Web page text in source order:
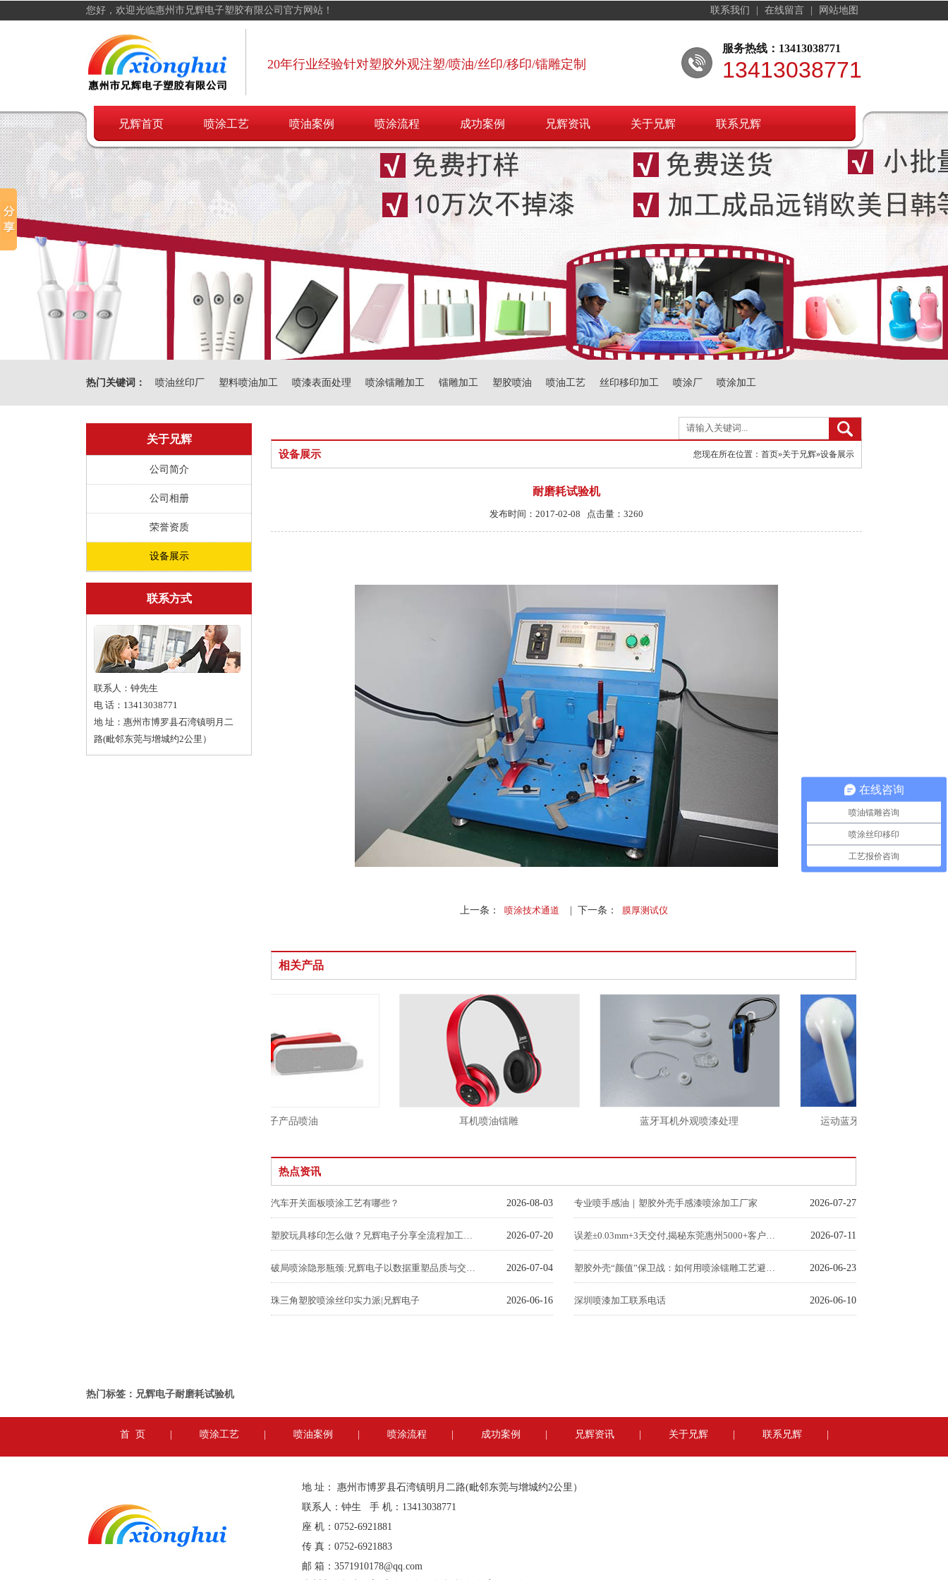
您好，欢迎光临惠州市兄辉电子塑胶有限公司官方网站！ 联系我们 在线留言 网站地图
20年行业经验针对塑胶外观注塑/喷油/丝印/移印/镭雕定制
服务热线：13413038771
13413038771
兄辉首页 喷涂工艺 喷油案例 喷涂流程 成功案例 兄辉资讯 关于兄辉 联系兄辉
热门关键词： 喷油丝印厂 塑料喷油加工 喷漆表面处理 喷涂镭雕加工 镭雕加工 塑胶喷油 喷油工艺 丝印移印加工 喷涂厂 喷涂加工
关于兄辉
公司简介
公司相册
荣誉资质
设备展示
联系方式
联系人：钟先生
电 话：13413038771
地 址：惠州市博罗县石湾镇明月二
路(毗邻东莞与增城约2公里）
您现在所在位置： 首页»关于兄辉»设备展示
设备展示
耐磨耗试验机
发布时间：2017-02-08 点击量：3260
上一条： 喷涂技术通道 | 下一条： 膜厚测试仪
相关产品
电子产品喷油 耳机喷油镭雕 蓝牙耳机外观喷漆处理 运动蓝牙耳机外壳外观丝印处理
热点资讯
汽车开关面板喷涂工艺有哪些？ 2026-08-03 专业喷手感油｜塑胶外壳手感漆喷涂加工厂家 2026-07-27
塑胶玩具移印怎么做？兄辉电子分享全流程加工关键注意事项 2026-07-20 误差±0.03mm+3天交付,揭秘东莞惠州5000+客户青睐的喷涂标杆厂 2026-07-11
破局喷涂隐形瓶颈:兄辉电子以数据重塑品质与交付标准 2026-07-04 塑胶外壳“颜值”保卫战：如何用喷涂镭雕工艺避开上市翻车？ 2026-06-23
珠三角塑胶喷涂丝印实力派|兄辉电子 2026-06-16 深圳喷漆加工联系电话 2026-06-10
热门标签：兄辉电子耐磨耗试验机
首 页 喷涂工艺 喷油案例 喷涂流程 成功案例 兄辉资讯 关于兄辉 联系兄辉
地 址： 惠州市博罗县石湾镇明月二路(毗邻东莞与增城约2公里）
联系人：钟生 手 机：13413038771
座 机：0752-6921881
传 真：0752-6921883
邮 箱： 3571910178@qq.com
在线咨询
喷油镭雕咨询
喷涂丝印移印
工艺报价咨询